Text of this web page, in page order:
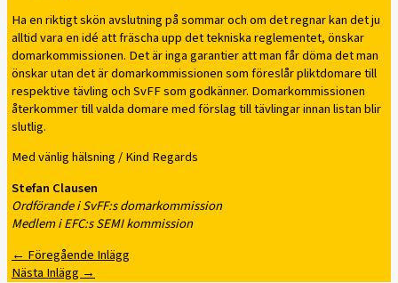
Ha en riktigt skön avslutning på sommar och om det regnar kan det ju
alltid vara en idé att fräscha upp det tekniska reglementet, önskar
domarkommissionen. Det är inga garantier att man får döma det man
önskar utan det är domarkommissionen som föreslår pliktdomare till
respektive tävling och SvFF som godkänner. Domarkommissionen
återkommer till valda domare med förslag till tävlingar innan listan blir
slutlig.
Med vänlig hälsning / Kind Regards
Stefan Clausen
Ordförande i SvFF:s domarkommission
Medlem i EFC:s SEMI kommission
← Föregående Inlägg
Nästa Inlägg →